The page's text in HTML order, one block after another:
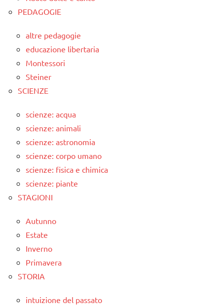
PEDAGOGIE
altre pedagogie
educazione libertaria
Montessori
Steiner
SCIENZE
scienze: acqua
scienze: animali
scienze: astronomia
scienze: corpo umano
scienze: fisica e chimica
scienze: piante
STAGIONI
Autunno
Estate
Inverno
Primavera
STORIA
intuizione del passato